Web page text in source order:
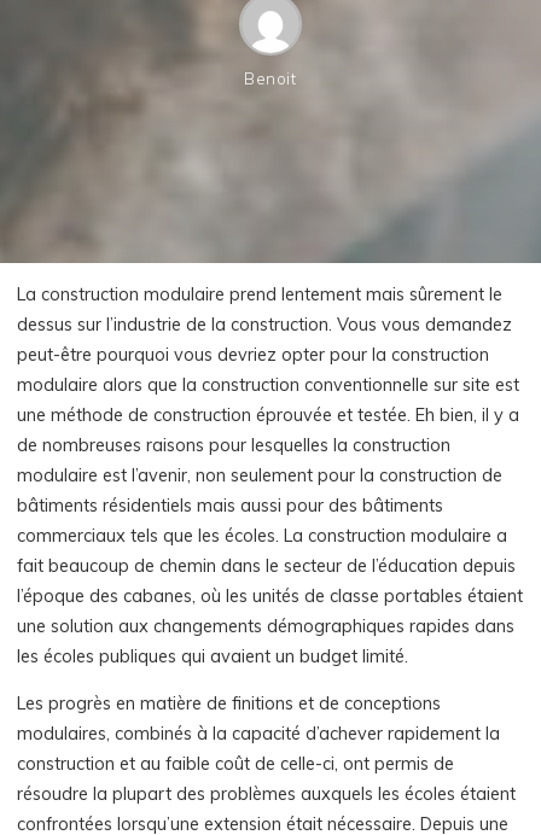
Benoit
La construction modulaire prend lentement mais sûrement le
dessus sur l’industrie de la construction. Vous vous demandez
peut-être pourquoi vous devriez opter pour la construction
modulaire alors que la construction conventionnelle sur site est
une méthode de construction éprouvée et testée. Eh bien, il y a
de nombreuses raisons pour lesquelles la construction
modulaire est l’avenir, non seulement pour la construction de
bâtiments résidentiels mais aussi pour des bâtiments
commerciaux tels que les écoles. La construction modulaire a
fait beaucoup de chemin dans le secteur de l’éducation depuis
l’époque des cabanes, où les unités de classe portables étaient
une solution aux changements démographiques rapides dans
les écoles publiques qui avaient un budget limité.
Les progrès en matière de finitions et de conceptions
modulaires, combinés à la capacité d’achever rapidement la
construction et au faible coût de celle-ci, ont permis de
résoudre la plupart des problèmes auxquels les écoles étaient
confrontées lorsqu’une extension était nécessaire. Depuis une